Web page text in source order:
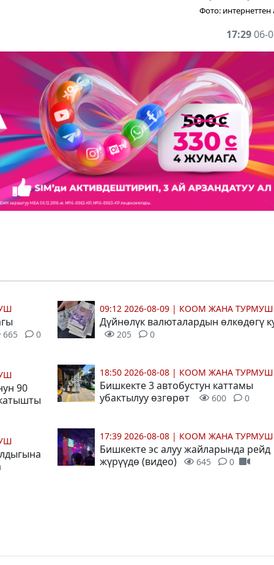
Фото:
17:2906-
665 0
90
09:12 2026-08-09 | КООМ ЖАНА ТУРМУШ
Дүйнөлүк валюталардын өлкөдөгү
205 0
18:50 2026-08-08 | КООМ ЖАНА ТУРМУШ
Бишкекте 3 автобустун каттамы
убактылуу өзгөрөт
600 0
17:39 2026-08-08 | КООМ ЖАНА ТУРМУШ
Бишкекте эс алуу жайларында рейд
жүрүүдө (видео)
645 0